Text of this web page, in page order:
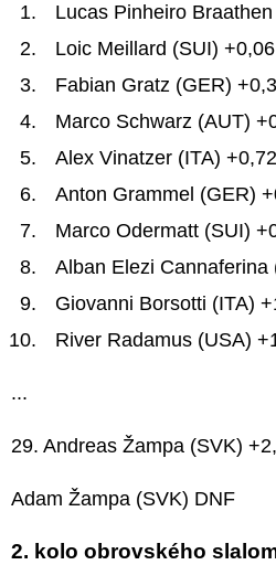
Lucas Pinheiro
Loic Meillard (SUI) +0,06
Fabian Gratz (GER)
Marco Schwarz (AUT)
Alex Vinatzer (ITA) +0,72
Anton Grammel (GER)
Marco Odermatt (SUI)
Alban Elezi Cannaferina
Giovanni Borsotti (ITA)
River Radamus (USA)
...
29. Andreas Žampa (SVK)
Adam Žampa (SVK) DNF
2. kolo obrovského